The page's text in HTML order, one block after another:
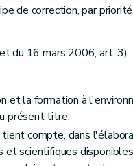
Principe
de correction, par
du 16 mars 2006, art. 3)
et la formation à
présent titre.
tient compte, dans
et scientifiques